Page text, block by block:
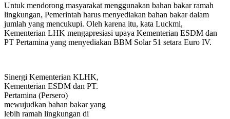
Untuk mendorong masyarakat menggunakan bahan bakar ramah
lingkungan, Pemerintah harus menyediakan bahan bakar dalam
jumlah yang mencukupi. Oleh karena itu, kata Luckmi,
Kementerian LHK mengapresiasi upaya Kementerian ESDM dan
PT Pertamina yang menyediakan BBM Solar 51 setara Euro IV.
Sinergi Kementerian KLHK,
Kementerian ESDM dan PT.
Pertamina (Persero)
mewujudkan bahan bakar yang
lebih ramah lingkungan di